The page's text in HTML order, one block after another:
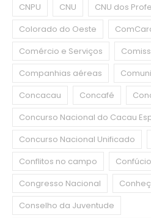
CNPU
CNU CNU dos
Colorado do Oeste
Comércio e Serviços
Companhias aéreas
Concacau
Concafé
Concurso Nacional do Cacau
Concurso Nacional Unificado
Conflitos no campo
Congresso Nacional
Conselho da Juventude